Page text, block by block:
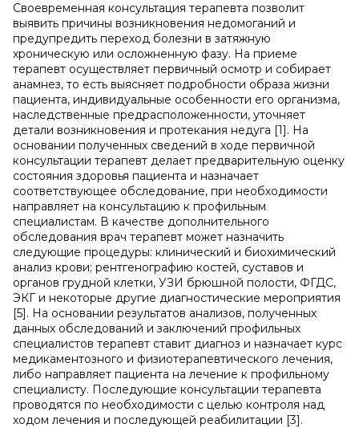
Своевременная консультация терапевта позволит
выявить причины возникновения недомоганий и
предупредить переход болезни в затяжную
хроническую или осложненную фазу. На приеме
терапевт осуществляет первичный осмотр и собирает
анамнез, то есть выясняет подробности образа жизни
пациента, индивидуальные особенности его организма,
наследственные предрасположенности, уточняет
детали возникновения и протекания недуга [1]. На
основании полученных сведений в ходе первичной
консультации терапевт делает предварительную оценку
состояния здоровья пациента и назначает
соответствующее обследование, при необходимости
направляет на консультацию к профильным
специалистам. В качестве дополнительного
обследования врач терапевт может назначить
следующие процедуры: клинический и биохимический
анализ крови; рентгенографию костей, суставов и
органов грудной клетки, УЗИ брюшной полости, ФГДС,
ЭКГ и некоторые другие диагностические мероприятия
[5]. На основании результатов анализов, полученных
данных обследований и заключений профильных
специалистов терапевт ставит диагноз и назначает курс
медикаментозного и физиотерапевтического лечения,
либо направляет пациента на лечение к профильному
специалисту. Последующие консультации терапевта
проводятся по необходимости с целью контроля над
ходом лечения и последующей реабилитации [3].